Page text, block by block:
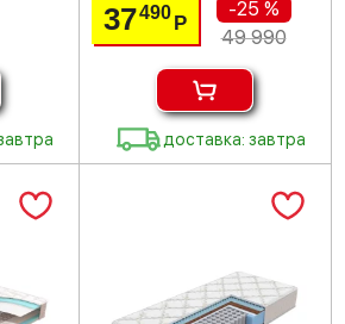
37490 Р
-25 %
49 990
доставка: завтра